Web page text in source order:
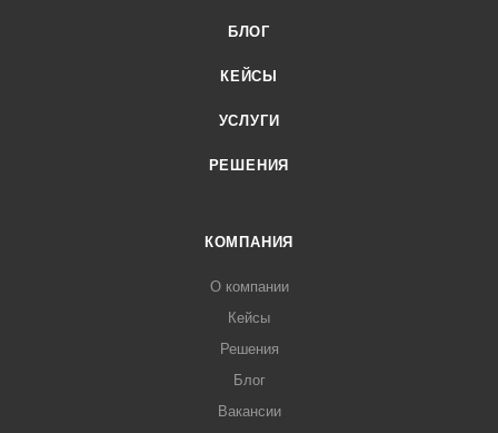
БЛОГ
КЕЙСЫ
УСЛУГИ
РЕШЕНИЯ
КОМПАНИЯ
О компании
Кейсы
Решения
Блог
Вакансии